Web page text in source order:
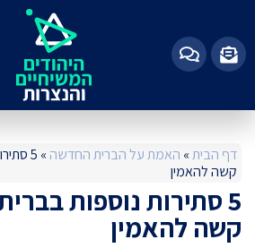
דף הבית» האמת על הברית החדשה »
5
קשה להאמין
5 סתירות נוספות
קשה להאמין